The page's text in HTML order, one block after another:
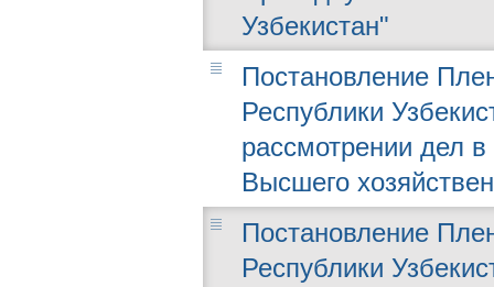
Узбекистан"
Постановление
Республики
рассмотрении дел
Высшего
Постановление
Республики